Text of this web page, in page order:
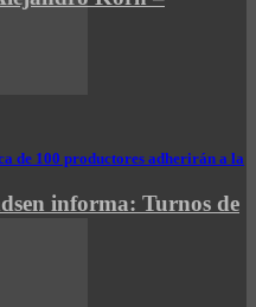
de 100 productores adherirán a la
informa: Turnos de